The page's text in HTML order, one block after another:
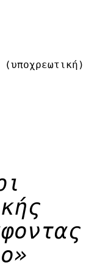
(υποχρεωτική)